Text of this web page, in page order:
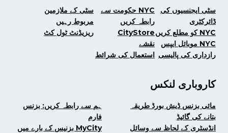
سٹی ایجنسیوں کی
ڈائرکٹری
NYC کو مطلع کریں
NYC موبائل ایپس
رازداری کی پالیسی
NYC حکومت سے
رابطہ کریں
CityStore
نقشے
استعمال کی شرائط
سٹی کے ملازمین
مربوط رہیں
ریزیڈنٹ ٹول کٹ
کاروباری لنکس
مائی بزنس ڈیش بورڈ طریقہ
بتانے کی گائیڈ
انڈسٹری کے لحاظ سے وسائل
ہم سے رابطہ کریں: بزنس
فارم
MyCity بزنیس کے بارے میں